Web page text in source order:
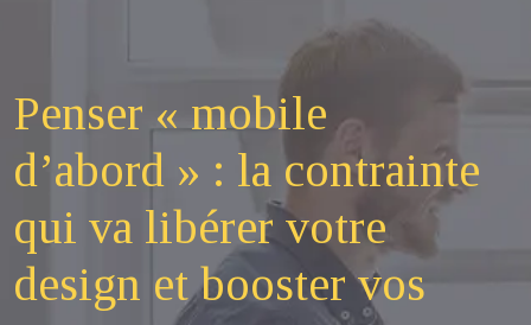
Penser « mobile
d’abord » : la contrainte
qui va libérer votre
design et booster vos